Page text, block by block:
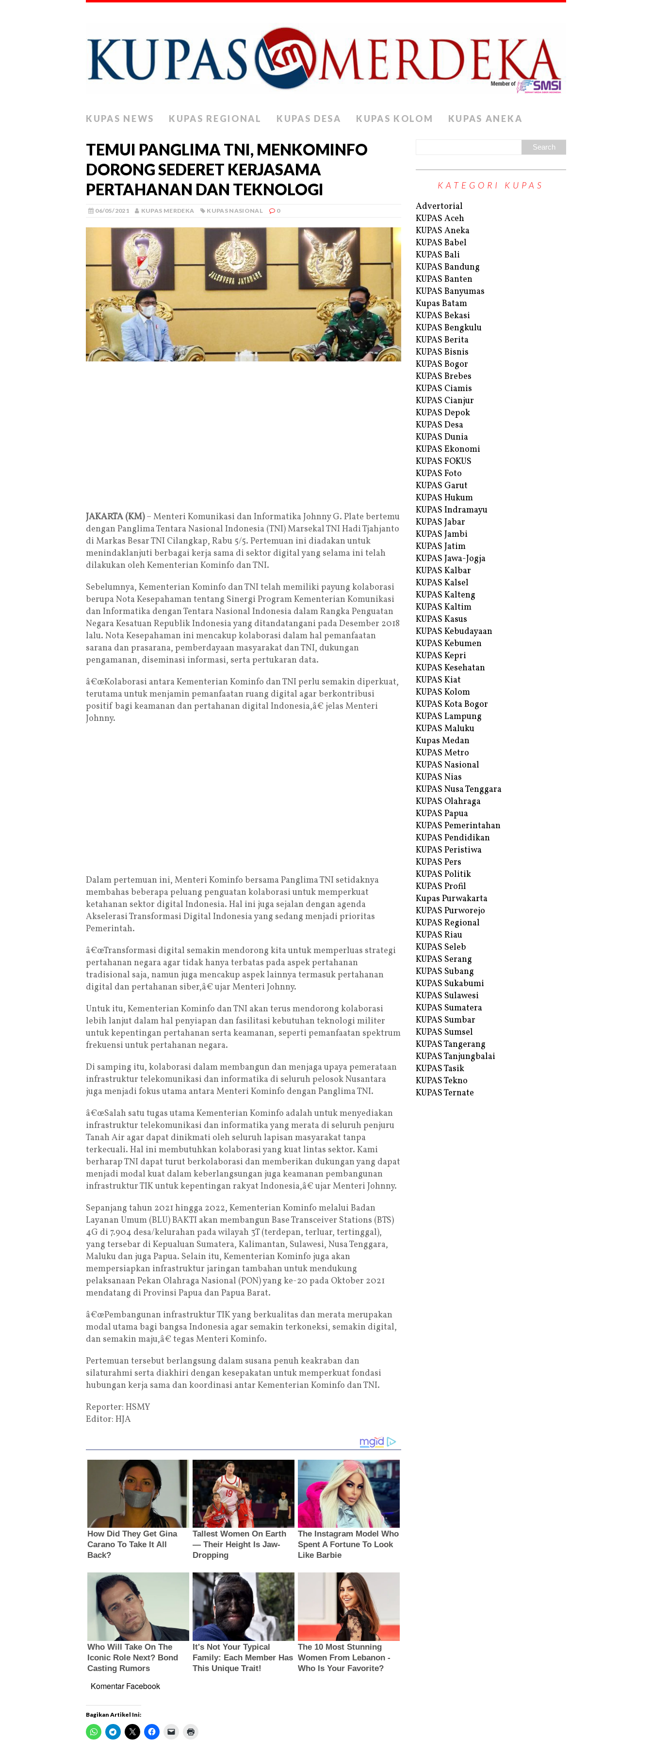
KUPAS NEWS KUPAS REGIONAL KUPAS DESA KUPAS KOLOM KUPAS ANEKA
TEMUI PANGLIMA TNI, MENKOMINFO
DORONG SEDERET KERJASAMA
PERTAHANAN DAN TEKNOLOGI
06/05/2021 KUPAS MERDEKA KUPAS NASIONAL 0
JAKARTA (KM)– Menteri Komunikasi dan Informatika Johnny G. Plate bertemu
dengan Panglima Tentara Nasional Indonesia (TNI) Marsekal TNI Hadi Tjahjanto
di Markas Besar TNI Cilangkap, Rabu 5/5. Pertemuan ini diadakan untuk
menindaklanjuti berbagai kerja sama di sektor digital yang selama ini telah
dilakukan oleh Kementerian Kominfo dan TNI.
Sebelumnya, Kementerian Kominfo dan TNI telah memiliki payung kolaborasi
berupa Nota Kesepahaman tentang Sinergi Program Kementerian Komunikasi
dan Informatika dengan Tentara Nasional Indonesia dalam Rangka Penguatan
Negara Kesatuan Republik Indonesia yang ditandatangani pada Desember 2018
lalu. Nota Kesepahaman ini mencakup kolaborasi dalam hal pemanfaatan
sarana dan prasarana, pemberdayaan masyarakat dan TNI, dukungan
pengamanan, diseminasi informasi, serta pertukaran data.
â€œKolaborasi antara Kementerian Kominfo dan TNI perlu semakin diperkuat,
terutama untuk menjamin pemanfaatan ruang digital agar berkontribusi
positif bagi keamanan dan pertahanan digital Indonesia,â€ jelas Menteri
Johnny.
Dalam pertemuan ini, Menteri Kominfo bersama Panglima TNI setidaknya
membahas beberapa peluang penguatan kolaborasi untuk memperkuat
ketahanan sektor digital Indonesia. Hal ini juga sejalan dengan agenda
Akselerasi Transformasi Digital Indonesia yang sedang menjadi prioritas
Pemerintah.
â€œTransformasi digital semakin mendorong kita untuk memperluas strategi
pertahanan negara agar tidak hanya terbatas pada aspek pertahanan
tradisional saja, namun juga mencakup aspek lainnya termasuk pertahanan
digital dan pertahanan siber,â€ ujar Menteri Johnny.
Untuk itu, Kementerian Kominfo dan TNI akan terus mendorong kolaborasi
lebih lanjut dalam hal penyiapan dan fasilitasi kebutuhan teknologi militer
untuk kepentingan pertahanan serta keamanan, seperti pemanfaatan spektrum
frekuensi untuk pertahanan negara.
Di samping itu, kolaborasi dalam membangun dan menjaga upaya pemerataan
infrastruktur telekomunikasi dan informatika di seluruh pelosok Nusantara
juga menjadi fokus utama antara Menteri Kominfo dengan Panglima TNI.
â€œSalah satu tugas utama Kementerian Kominfo adalah untuk menyediakan
infrastruktur telekomunikasi dan informatika yang merata di seluruh penjuru
Tanah Air agar dapat dinikmati oleh seluruh lapisan masyarakat tanpa
terkecuali. Hal ini membutuhkan kolaborasi yang kuat lintas sektor. Kami
berharap TNI dapat turut berkolaborasi dan memberikan dukungan yang dapat
menjadi modal kuat dalam keberlangsungan juga keamanan pembangunan
infrastruktur TIK untuk kepentingan rakyat Indonesia,â€ ujar Menteri Johnny.
Sepanjang tahun 2021 hingga 2022, Kementerian Kominfo melalui Badan
Layanan Umum (BLU) BAKTI akan membangun Base Transceiver Stations (BTS)
4G di 7.904 desa/kelurahan pada wilayah 3T (terdepan, terluar, tertinggal),
yang tersebar di Kepualuan Sumatera, Kalimantan, Sulawesi, Nusa Tenggara,
Maluku dan juga Papua. Selain itu, Kementerian Kominfo juga akan
mempersiapkan infrastruktur jaringan tambahan untuk mendukung
pelaksanaan Pekan Olahraga Nasional (PON) yang ke-20 pada Oktober 2021
mendatang di Provinsi Papua dan Papua Barat.
â€œPembangunan infrastruktur TIK yang berkualitas dan merata merupakan
modal utama bagi bangsa Indonesia agar semakin terkoneksi, semakin digital,
dan semakin maju,â€ tegas Menteri Kominfo.
Pertemuan tersebut berlangsung dalam susana penuh keakraban dan
silaturahmi serta diakhiri dengan kesepakatan untuk memperkuat fondasi
hubungan kerja sama dan koordinasi antar Kementerian Kominfo dan TNI.
Reporter: HSMY
Editor: HJA
Komentar Facebook
Bagikan Artikel Ini:
KATEGORI KUPAS
Advertorial
KUPAS Aceh
KUPAS Aneka
KUPAS Babel
KUPAS Bali
KUPAS Bandung
KUPAS Banten
KUPAS Banyumas
Kupas Batam
KUPAS Bekasi
KUPAS Bengkulu
KUPAS Berita
KUPAS Bisnis
KUPAS Bogor
KUPAS Brebes
KUPAS Ciamis
KUPAS Cianjur
KUPAS Depok
KUPAS Desa
KUPAS Dunia
KUPAS Ekonomi
KUPAS FOKUS
KUPAS Foto
KUPAS Garut
KUPAS Hukum
KUPAS Indramayu
KUPAS Jabar
KUPAS Jambi
KUPAS Jatim
KUPAS Jawa-Jogja
KUPAS Kalbar
KUPAS Kalsel
KUPAS Kalteng
KUPAS Kaltim
KUPAS Kasus
KUPAS Kebudayaan
KUPAS Kebumen
KUPAS Kepri
KUPAS Kesehatan
KUPAS Kiat
KUPAS Kolom
KUPAS Kota Bogor
KUPAS Lampung
KUPAS Maluku
Kupas Medan
KUPAS Metro
KUPAS Nasional
KUPAS Nias
KUPAS Nusa Tenggara
KUPAS Olahraga
KUPAS Papua
KUPAS Pemerintahan
KUPAS Pendidikan
KUPAS Peristiwa
KUPAS Pers
KUPAS Politik
KUPAS Profil
Kupas Purwakarta
KUPAS Purworejo
KUPAS Regional
KUPAS Riau
KUPAS Seleb
KUPAS Serang
KUPAS Subang
KUPAS Sukabumi
KUPAS Sulawesi
KUPAS Sumatera
KUPAS Sumbar
KUPAS Sumsel
KUPAS Tangerang
KUPAS Tanjungbalai
KUPAS Tasik
KUPAS Tekno
KUPAS Ternate